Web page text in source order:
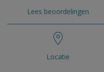
Lees beoordelingen
Locatie